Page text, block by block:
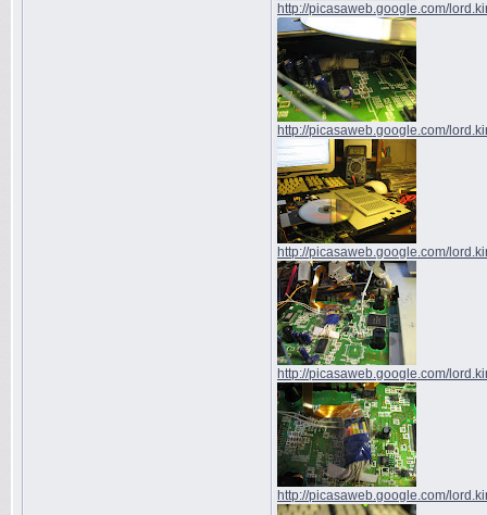
http://picasaweb.google.com/
http://picasaweb.google.com/
http://picasaweb.google.com/
http://picasaweb.google.com/
http://picasaweb.google.com/